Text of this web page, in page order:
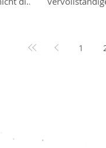
unzähligen Songs
1